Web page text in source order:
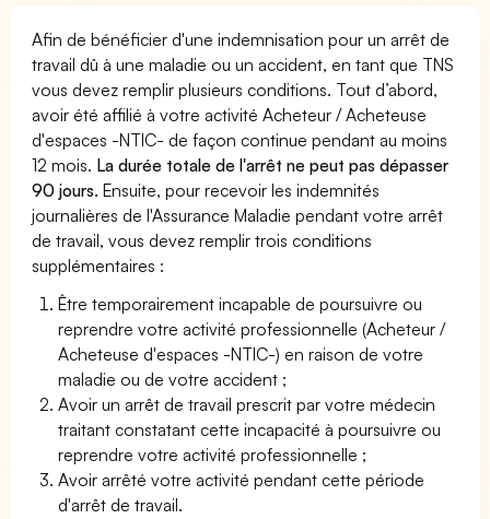
Afin de bénéficier d'une indemnisation pour un arrêt de
travail dû à une maladie ou un accident, en tant que TNS
vous devez remplir plusieurs conditions. Tout d’abord,
avoir été affilié à votre activité Acheteur / Acheteuse
d'espaces -NTIC- de façon continue pendant au moins
12 mois. La durée totale de l'arrêt ne peut pas dépasser
90 jours. Ensuite, pour recevoir les indemnités
journalières de l'Assurance Maladie pendant votre arrêt
de travail, vous devez remplir trois conditions
supplémentaires :
Être temporairement incapable de poursuivre ou
reprendre votre activité professionnelle (Acheteur /
Acheteuse d'espaces -NTIC-) en raison de votre
maladie ou de votre accident ;
Avoir un arrêt de travail prescrit par votre médecin
traitant constatant cette incapacité à poursuivre ou
reprendre votre activité professionnelle ;
Avoir arrêté votre activité pendant cette période
d'arrêt de travail.